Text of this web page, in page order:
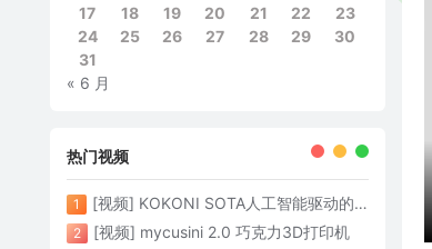
17
18 19 20 21 22
23
24
25 26 27 28 29
30
31
« 6 月
热门视频
1 [视频] KOKONI SOTA人工智能驱动的3D打印革命 倒立打印600mm/s
2 [视频] mycusini 2.0 巧克力3D打印机